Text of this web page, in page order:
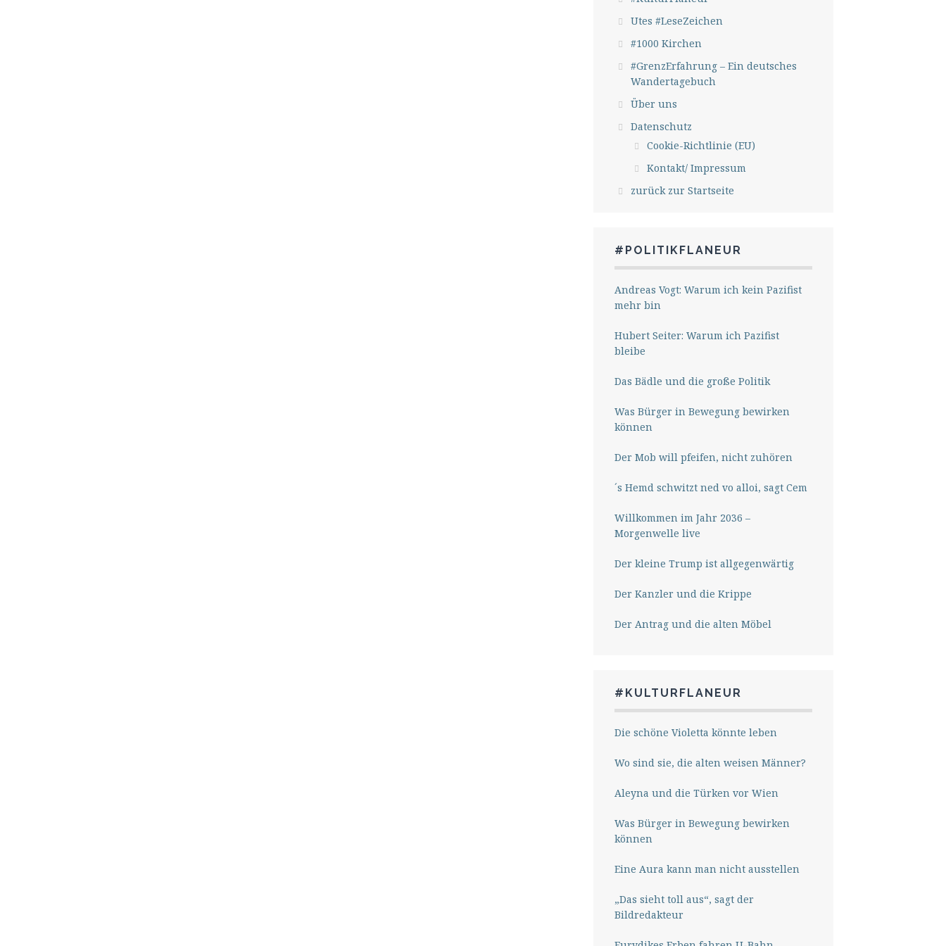
Utes #LeseZeichen
#1000 Kirchen
#GrenzErfahrung – Ein deutsches
Wandertagebuch
Über uns
Datenschutz
Cookie-Richtlinie (EU)
Kontakt/ Impressum
zurück zur Startseite
#POLITIKFLANEUR
Andreas Vogt: Warum ich kein Pazifist
mehr bin
Hubert Seiter: Warum ich Pazifist
bleibe
Das Bädle und die große Politik
Was Bürger in Bewegung bewirken
können
Der Mob will pfeifen, nicht zuhören
´s Hemd schwitzt ned vo alloi, sagt Cem
Willkommen im Jahr 2036 –
Morgenwelle live
Der kleine Trump ist allgegenwärtig
Der Kanzler und die Krippe
Der Antrag und die alten Möbel
#KULTURFLANEUR
Die schöne Violetta könnte leben
Wo sind sie, die alten weisen Männer?
Aleyna und die Türken vor Wien
Was Bürger in Bewegung bewirken
können
Eine Aura kann man nicht ausstellen
„Das sieht toll aus“, sagt der
Bildredakteur